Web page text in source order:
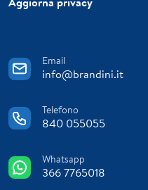
Email
info@brandini.it
Telefono
840 055055
Whatsapp
366 7765018